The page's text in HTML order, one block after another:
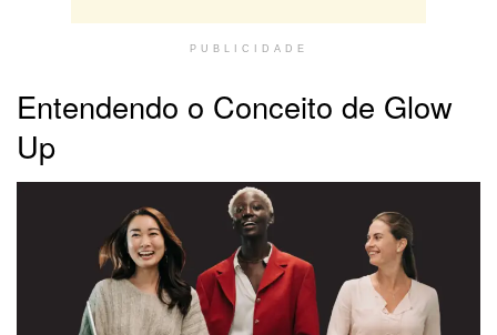
PUBLICIDADE
Entendendo o Conceito de Glow
Up